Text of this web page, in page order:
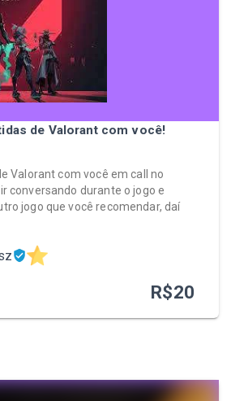
de Valorant com você!
Valorant com você em call no
conversando durante o jogo e
jogo que você recomendar, daí
R$20